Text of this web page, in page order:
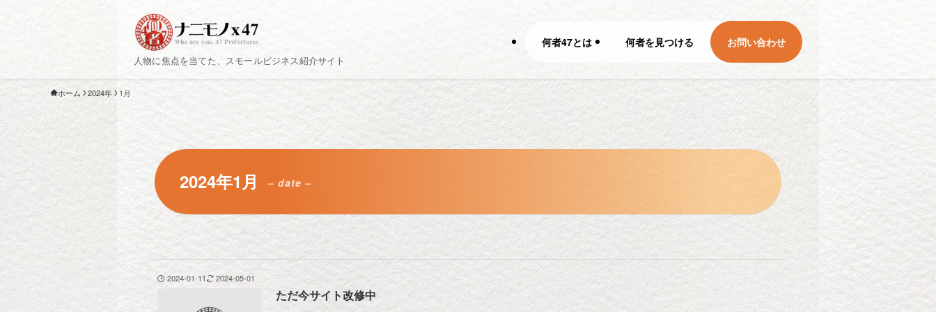
人物に焦点を当てた、スモールビジネス紹介サイト
何者47とは 何者を見つける お問い合わせ
ホーム 2024年 1月
2024年1月 – date –
2024-01-11 2024-05-01
ただ今サイト改修中